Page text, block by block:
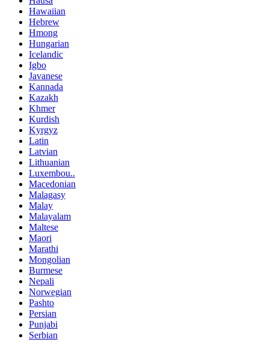
Hawaiian
Hebrew
Hmong
Hungarian
Icelandic
Igbo
Javanese
Kannada
Kazakh
Khmer
Kurdish
Kyrgyz
Latin
Latvian
Lithuanian
Luxembou..
Macedonian
Malagasy
Malay
Malayalam
Maltese
Maori
Marathi
Mongolian
Burmese
Nepali
Norwegian
Pashto
Persian
Punjabi
Serbian